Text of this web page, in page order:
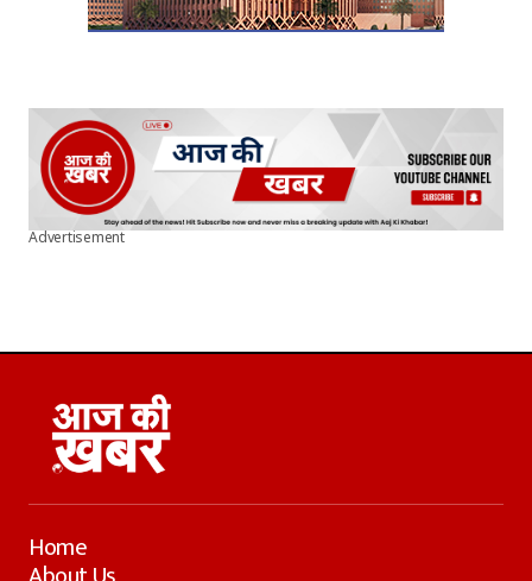
Advertisement
Home